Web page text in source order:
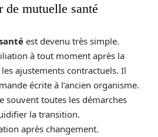
de mutuelle santé
est devenu très simple.
à tout moment après la
ajustements contractuels. Il
écrite à l’ancien organisme.
souvent toutes les démarches
la transition.
après changement.